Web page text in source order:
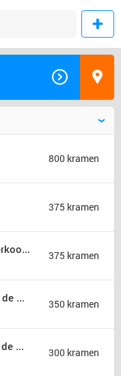
800 kramen
375 kramen
Mega Vlooienmarkt en Kofferbakverkoop Groningen (mega markt) 375 kramen
6de Grote Kermis Rommel Markt in de Madonna 350 kramen
6de Gratis Kermis Rommelmarkt in de Madonna 300 kramen